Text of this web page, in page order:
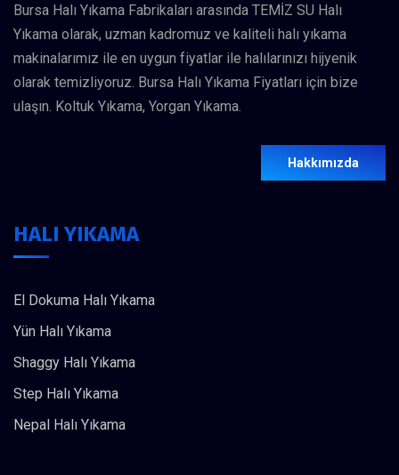
Bursa Halı Yıkama Fabrikaları arasında TEMİZ SU Halı
Yıkama olarak, uzman kadromuz ve kaliteli halı yıkama
makinalarımız ile en uygun fiyatlar ile halılarınızı hijyenik
olarak temizliyoruz. Bursa Halı Yıkama Fiyatları için bize
ulaşın. Koltuk Yıkama, Yorgan Yıkama.
Hakkımızda
HALI YIKAMA
El Dokuma Halı Yıkama
Yün Halı Yıkama
Shaggy Halı Yıkama
Step Halı Yıkama
Nepal Halı Yıkama